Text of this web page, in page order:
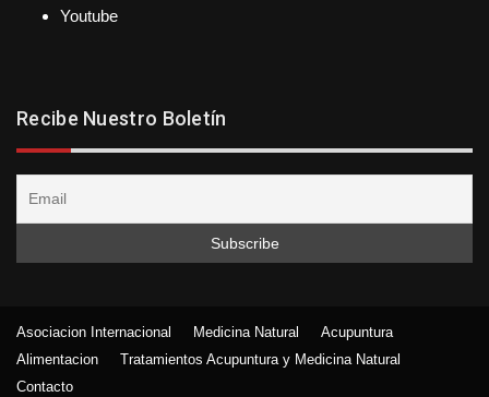
Youtube
Recibe Nuestro Boletín
Asociacion Internacional Medicina Natural
Acupuntura
Alimentacion
Tratamientos Acupuntura y Medicina Natural
Contacto